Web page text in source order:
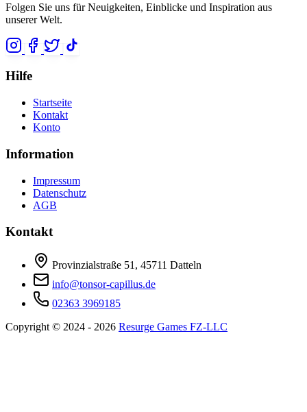
Folgen Sie uns für Neuigkeiten, Einblicke und Inspiration aus
unserer Welt.
Hilfe
Startseite
Kontakt
Konto
Information
Impressum
Datenschutz
AGB
Kontakt
Provinzialstraße 51, 45711 Datteln
info@tonsor-capillus.de
02363 3969185
Copyright © 2024 - 2026 Resurge Games FZ-LLC